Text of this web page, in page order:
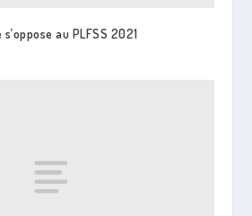
au PLFSS 2021